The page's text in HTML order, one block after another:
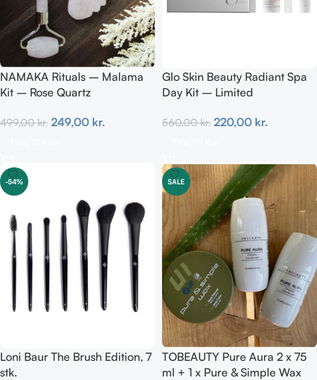
NAMAKA Rituals – Malama
Kit – Rose Quartz
499,00kr. 249,00 kr.
Glo Skin Beauty Radiant Spa
Day Kit – Limited
560,00kr. 220,00 kr.
-54%
Loni Baur The Brush Edition, 7
stk.
SALE
TOBEAUTY Pure Aura 2 x 75
ml + 1 x Pure & Simple Wax